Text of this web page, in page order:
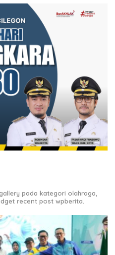
pada kategori olahraga,
recent post wpberita.